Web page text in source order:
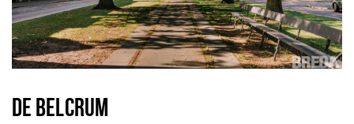
DE BELCRUM